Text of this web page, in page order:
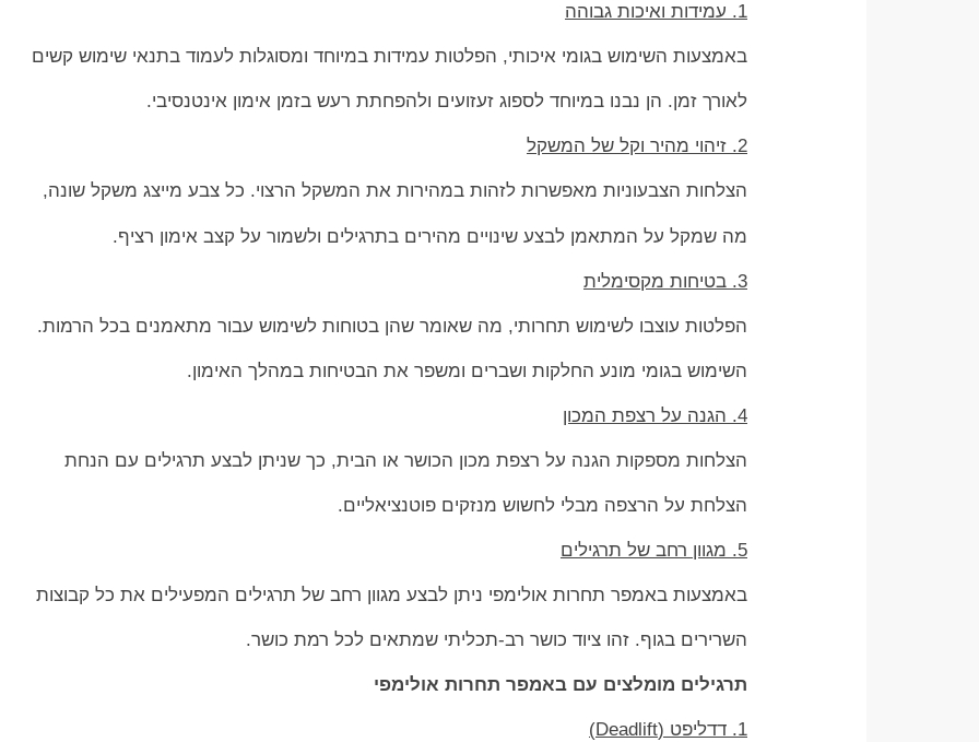
1. עמידות ואיכות גבוהה
באמצעות השימוש בגומי איכותי, הפלטות עמידות במיוחד ומסוגלות לעמוד בתנאי שימוש קשים
לאורך זמן. הן נבנו במיוחד לספוג זעזועים ולהפחתת רעש בזמן אימון אינטנסיבי.
2. זיהוי מהיר וקל של המשקל
הצלחות הצבעוניות מאפשרות לזהות במהירות את המשקל הרצוי. כל צבע מייצג משקל שונה,
מה שמקל על המתאמן לבצע שינויים מהירים בתרגילים ולשמור על קצב אימון רציף.
3. בטיחות מקסימלית
הפלטות עוצבו לשימוש תחרותי, מה שאומר שהן בטוחות לשימוש עבור מתאמנים בכל הרמות.
השימוש בגומי מונע החלקות ושברים ומשפר את הבטיחות במהלך האימון.
4. הגנה על רצפת המכון
הצלחות מספקות הגנה על רצפת מכון הכושר או הבית, כך שניתן לבצע תרגילים עם הנחת
הצלחת על הרצפה מבלי לחשוש מנזקים פוטנציאליים.
5. מגוון רחב של תרגילים
באמצעות באמפר תחרות אולימפי ניתן לבצע מגוון רחב של תרגילים המפעילים את כל קבוצות
השרירים בגוף. זהו ציוד כושר רב-תכליתי שמתאים לכל רמת כושר.
תרגילים מומלצים עם באמפר תחרות אולימפי
1. דדליפט (Deadlift)